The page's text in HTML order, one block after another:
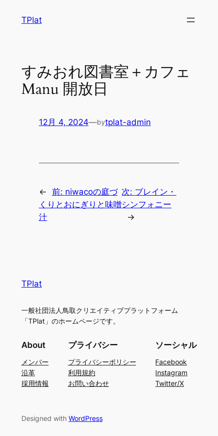
TPlat
すみおれ図書室＋カフェ
Manu 開放日
12月 4, 2024—bytplat-admin
← 前: niwacoの庭づ
くりとおにぎりと味噌
汁
次: ブレイン・
シンフォニー
→
TPlat
一般社団法人鳥取クリエイティブプラットフォーム
「TPlat」のホームページです。
About
メンバー
沿革
採用情報
プライバシー
プライバシーポリシー
利用規約
お問い合わせ
ソーシャル
Facebook
Instagram
Twitter/X
Designed with WordPress